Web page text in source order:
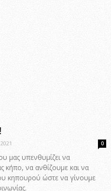
0
μας υπενθυμίζει να
κήπο, να ανθίζουμε και να
κηπουρού ώστε να γίνουμε